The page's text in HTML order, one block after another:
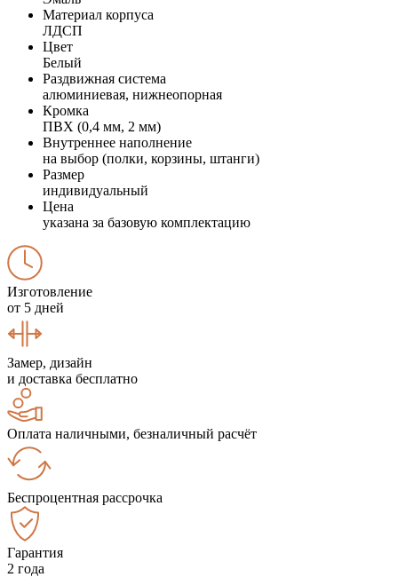
Материал корпуса
ЛДСП
Цвет
Белый
Раздвижная система
алюминиевая, нижнеопорная
Кромка
ПВХ (0,4 мм, 2 мм)
Внутреннее наполнение
на выбор (полки, корзины, штанги)
Размер
индивидуальный
Цена
указана за базовую комплектацию
Изготовление
от 5 дней
Замер, дизайн
и доставка бесплатно
Оплата наличными, безналичный расчёт
Беспроцентная рассрочка
Гарантия
2 года